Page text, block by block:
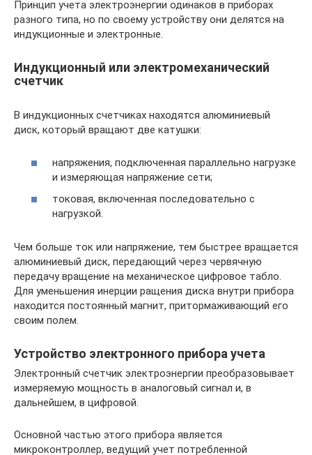
Принцип учета электроэнергии одинаков в приборах
разного типа, но по своему устройству они делятся на
индукционные и электронные.
Индукционный или электромеханический
счетчик
В индукционных счетчиках находятся алюминиевый
диск, который вращают две катушки:
напряжения, подключенная параллельно нагрузке
и измеряющая напряжение сети;
токовая, включенная последовательно с
нагрузкой.
Чем больше ток или напряжение, тем быстрее вращается
алюминиевый диск, передающий через червячную
передачу вращение на механическое цифровое табло.
Для уменьшения инерции ращения диска внутри прибора
находится постоянный магнит, притормаживающий его
своим полем.
Устройство электронного прибора учета
Электронный счетчик электроэнергии преобразовывает
измеряемую мощность в аналоговый сигнал и, в
дальнейшем, в цифровой.
Основной частью этого прибора является
микроконтроллер, ведущий учет потребленной